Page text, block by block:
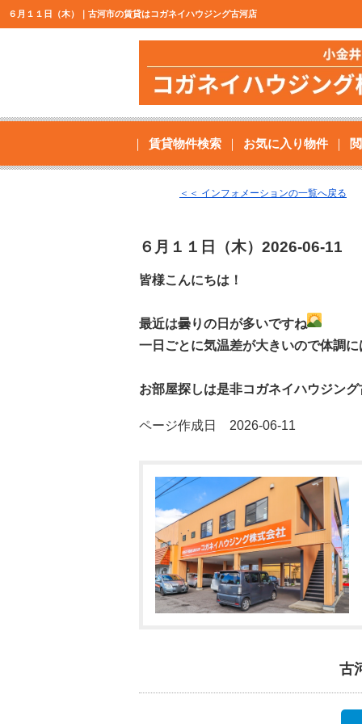
６月１１日（木）｜古河市の賃貸はコガネイハウジング古河店
賃貸物件検索 お気に入り物件
＜＜ インフォメーションの一覧へ戻る
６月１１日（木） 2026-06-11
皆様こんにちは！
最近は曇りの日が多いですね
一日ごとに気温差が大きいので体調
お部屋探しは是非コガネイハウジン
ページ作成日 2026-06-11
古